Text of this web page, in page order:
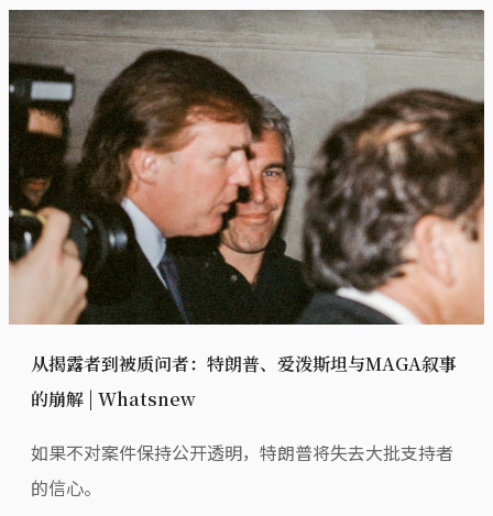
从揭露者到被质问者：特朗普、爱泼斯坦与MAGA叙事
的崩解 | Whatsnew
如果不对案件保持公开透明，特朗普将失去大批支持者
的信心。